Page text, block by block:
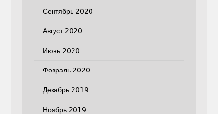
Сентябрь 2020
Август 2020
Июнь 2020
Февраль 2020
Декабрь 2019
Ноябрь 2019